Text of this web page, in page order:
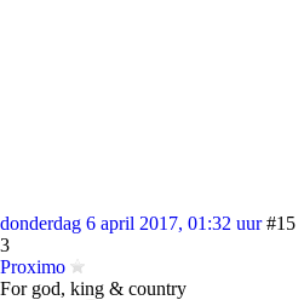
donderdag 6 april 2017, 01:32 uur #15
3
Proximo
For god, king & country